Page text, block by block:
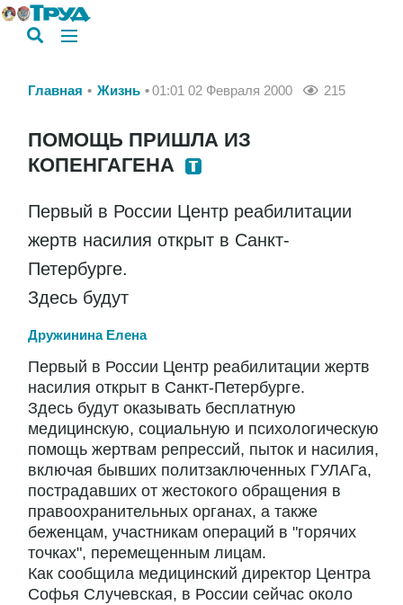
Главная Жизнь 01:01 02 Февраля 2000 215
ПОМОЩЬ ПРИШЛА ИЗ
КОПЕНГАГЕНА
Первый в России Центр реабилитации
жертв насилия открыт в Санкт-
Петербурге.
Здесь будут
Дружинина Елена
Первый в России Центр реабилитации жертв
насилия открыт в Санкт-Петербурге.
Здесь будут оказывать бесплатную
медицинскую, социальную и психологическую
помощь жертвам репрессий, пыток и насилия,
включая бывших политзаключенных ГУЛАГа,
пострадавших от жестокого обращения в
правоохранительных органах, а также
беженцам, участникам операций в "горячих
точках", перемещенным лицам.
Как сообщила медицинский директор Центра
Софья Случевская, в России сейчас около